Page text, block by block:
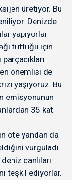
üretiyor. Bu
Denizde
yapıyorlar.
tuttuğu için
önemlisi de
yaşıyoruz. Bu
emisyonunun
35 kat
öte yandan da
vurguladı.
canlıları
teşkil ediyorlar.